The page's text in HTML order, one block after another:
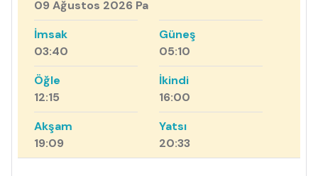
09 Ağustos 2026 Pa
İmsak
03:40
Güneş
05:10
Öğle
12:15
İkindi
16:00
Akşam
19:09
Yatsı
20:33